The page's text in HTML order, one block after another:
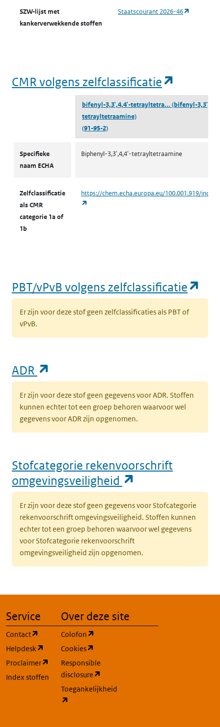
SZW-lijst met
kankerverwekkende stoffen
Staatscourant 2026-46
CMR volgens zelfclassificatie
bifenyl-3,3',4,4'-tetrayltetra... (bifenyl-
tetrayltetraamine)
(91-95-2)
Specifieke
naam ECHA
Biphenyl-3,3',4,4'-tetrayltetraamine
Zelfclassificatie
als CMR
categorie 1a of
1b
https://chem.echa.europa.eu/100.001.919/
PBT/vPvB volgens zelfclassificatie
Er zijn voor deze stof geen zelfclassificaties als PBT of
vPvB.
ADR
Er zijn voor deze stof geen gegevens voor ADR. Stoffen
kunnen echter tot een groep behoren waarvoor wel
gegevens voor ADR zijn opgenomen.
Stofcategorie rekenvoorschrift
omgevingsveiligheid
Er zijn voor deze stof geen gegevens voor Stofcategorie
rekenvoorschrift omgevingsveiligheid. Stoffen kunnen
echter tot een groep behoren waarvoor wel gegevens
voor Stofcategorie rekenvoorschrift
omgevingsveiligheid zijn opgenomen.
Service
Contact
(opent in een nieuw tabblad)
Helpdesk
(opent in een nieuw tabblad)
Proclaimer
(opent in een nieuw tabblad)
Index stoffen
Over deze site
Colofon
Cookies
Responsible
disclosure
Toegankelijkheid